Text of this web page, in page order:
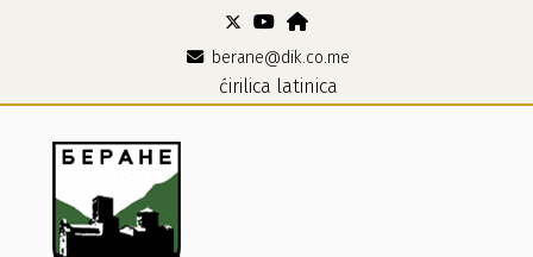
berane@dik.co.me
ćirilica latinica